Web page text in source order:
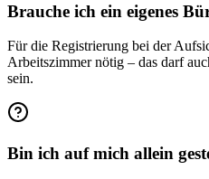
Brauche ich ein eigenes
Für die Registrierung bei der
Arbeitszimmer nötig – das darf
sein.
Bin ich auf mich allein